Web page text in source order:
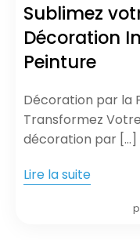
Sublimez
Décoration
Peinture
Décoration par la
Transformez
décoration par […]
Lire la suite